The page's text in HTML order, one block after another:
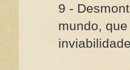
9 -
mundo,